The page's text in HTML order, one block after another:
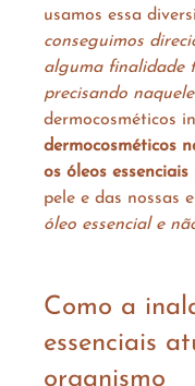
usamos essa
conseguimos
alguma finalidade
precisando
dermocosméticos
dermocosméticos
os óleos essenciais
pele e das nossas
óleo essencial e
Como a
essenciais
organismo